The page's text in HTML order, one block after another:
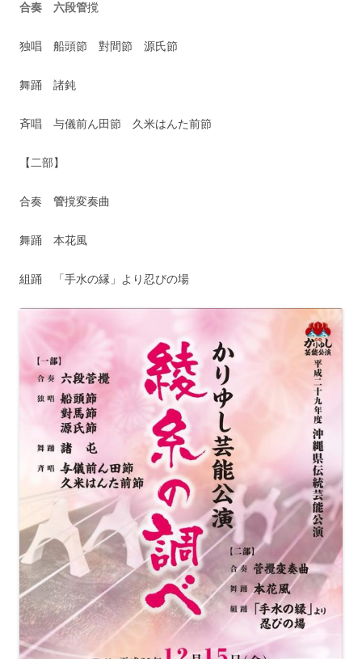
合奏 六段管撹
独唱 船頭節 對間節 源氏節
舞踊 諸鈍
斉唱 与儀前ん田節 久米はんた前節
【二部】
合奏 管撹変奏曲
舞踊 本花風
組踊 「手水の縁」より忍びの場